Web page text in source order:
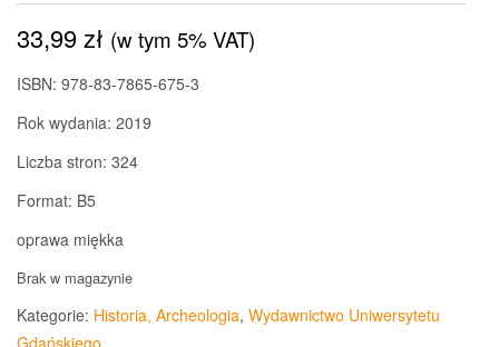
33,99zł (w tym 5% VAT)
ISBN: 978-83-7865-675-3
Rok wydania: 2019
Liczba stron: 324
Format: B5
oprawa miękka
Brak w magazynie
Kategorie: Historia, Archeologia, Wydawnictwo Uniwersytetu